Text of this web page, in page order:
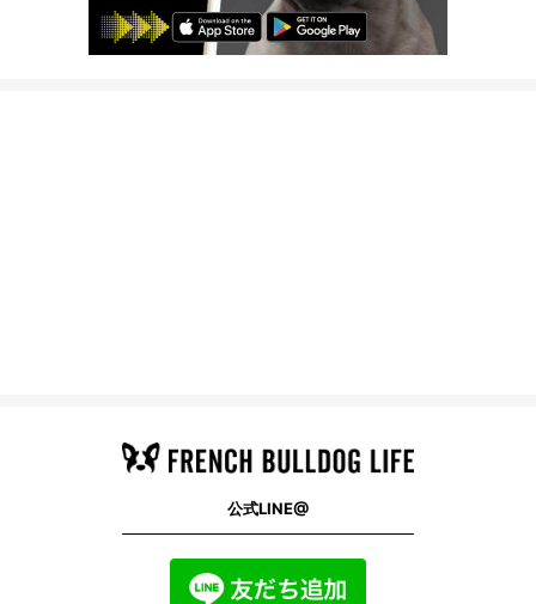
公式LINE@